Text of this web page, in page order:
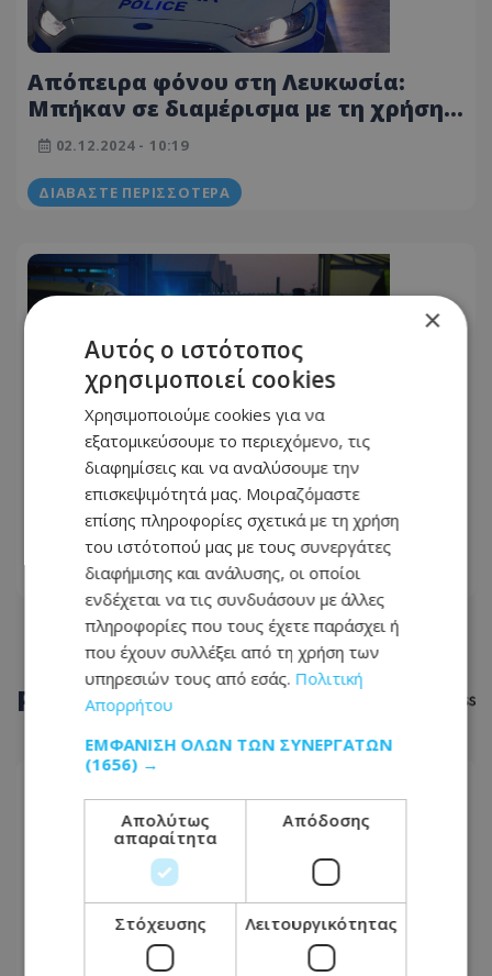
Απόπειρα φόνου στη Λευκωσία:
Μπήκαν σε διαμέρισμα με τη χρήση
ροπάλων και μαχαιριών -
Τραυματίστηκε ανήλικος
02.12.2024 - 10:19
ΔΙΑΒΆΣΤΕ ΠΕΡΙΣΣΌΤΕΡΑ
Συμπλοκή στη Λευκωσία: Πήγαν σε
διαμέρισμα και πιάστηκαν στα
χέρια - Τέσσερα πρόσωπα στο
νοσοκομείο
02.12.2024 - 10:01
ΔΙΑΒΆΣΤΕ ΠΕΡΙΣΣΌΤΕΡΑ
ΡΟΗ ΕΙΔΗΣΕΩΝ
10.08.2026 - 09:01
Δόθηκε κυκλοφορία η αριστερή λωρίδα στον
αυτοκινητόδρομο
LIKE ONLINE
10.08.2026 - 09:01
×
Αυτός ο ιστότοπος
χρησιμοποιεί cookies
Χρησιμοποιούμε cookies για να
εξατομικεύσουμε το περιεχόμενο, τις
διαφημίσεις και να αναλύσουμε την
επισκεψιμότητά μας. Μοιραζόμαστε
επίσης πληροφορίες σχετικά με τη χρήση
του ιστότοπού μας με τους συνεργάτες
διαφήμισης και ανάλυσης, οι οποίοι
ενδέχεται να τις συνδυάσουν με άλλες
πληροφορίες που τους έχετε παράσχει ή
που έχουν συλλέξει από τη χρήση των
υπηρεσιών τους από εσάς. Πολιτική
Απορρήτου
ΕΜΦΆΝΙΣΗ ΌΛΩΝ ΤΩΝ ΣΥΝΕΡΓΑΤΏΝ
(1656) →
Απολύτως
απαραίτητα
Απόδοσης
Στόχευσης Λειτουργικότητας